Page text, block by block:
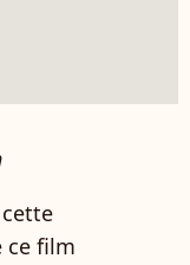
ce film